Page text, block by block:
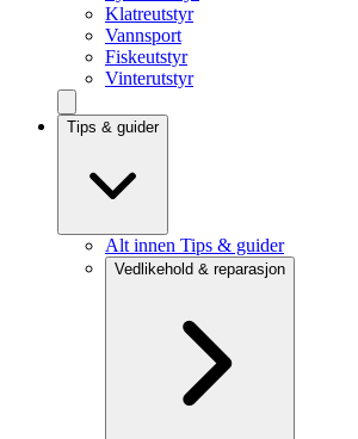
Klatreutstyr
Vannsport
Fiskeutstyr
Vinterutstyr
Tips & guider
Alt innen Tips & guider
Vedlikehold & reparasjon